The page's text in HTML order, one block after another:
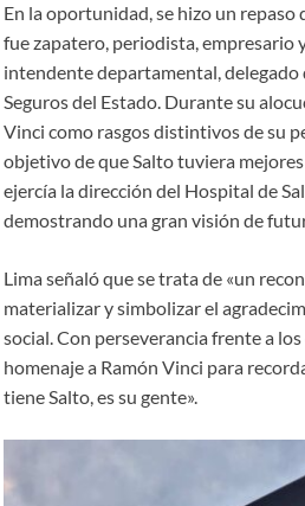
En la oportunidad, se hizo un
fue zapatero, periodista,
intendente departamental, delegado
Seguros del Estado. Durante su
Vinci como rasgos distintivos de su
objetivo de que Salto tuviera
ejercía la dirección del Hospital de
demostrando una gran visión de
Lima señaló que se trata de «un
materializar y simbolizar el
social. Con perseverancia frente a
homenaje a Ramón Vinci para
tiene Salto, es su gente».